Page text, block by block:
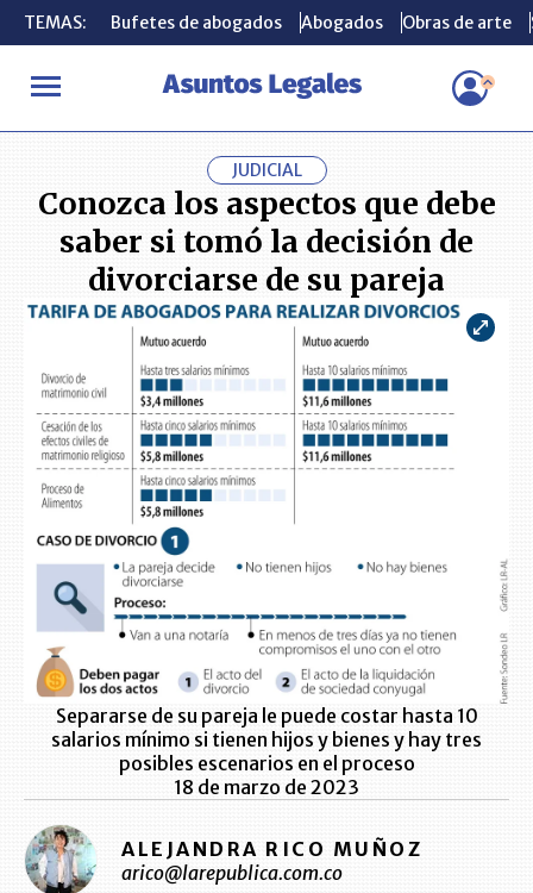
TEMAS: Bufetes de abogados Abogados Obras de arte
INICIO ACTUALIDAD Conozca los aspectos que debe saber si
TEMAS: Bufetes de abogados Abogados Obras de arte
JUDICIAL
Conozca los aspectos que debe
saber si tomó la decisión de
divorciarse de su pareja
Separarse de su pareja le puede costar hasta 10
salarios mínimo si tienen hijos y bienes y hay tres
posibles escenarios en el proceso
18 de marzo de 2023
ALEJANDRA RICO MUÑOZ
arico@larepublica.com.co